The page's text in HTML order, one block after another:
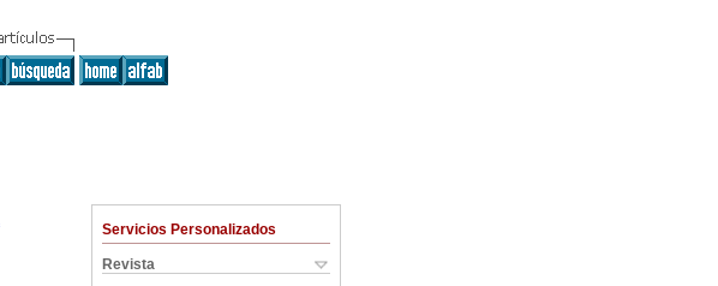
Servicios Personalizados
Revista